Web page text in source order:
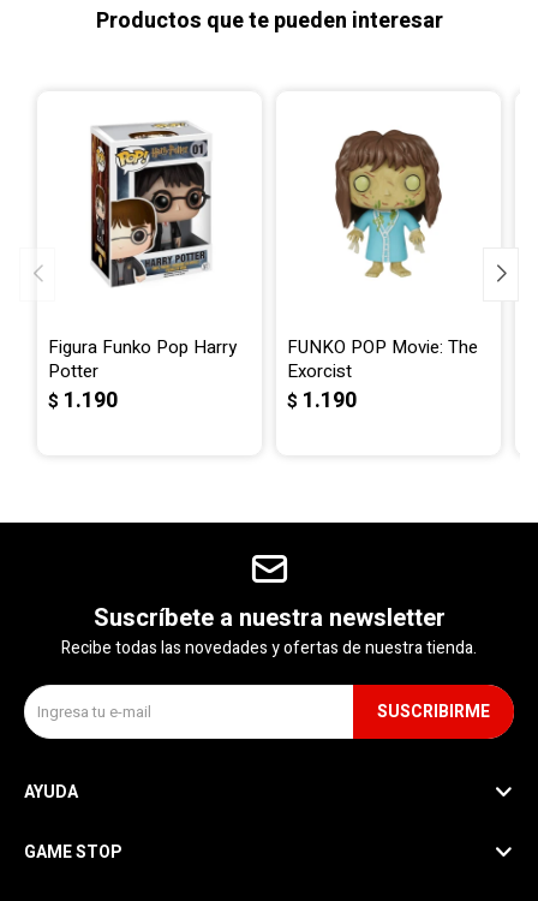
Productos que te pueden interesar
Figura Funko Pop Harry
Potter
$ 1.190
FUNKO POP Movie: The
Exorcist
$ 1.190
Suscríbete a nuestra newsletter
Recibe todas las novedades y ofertas de nuestra tienda.
SUSCRIBIRME
AYUDA
GAME STOP